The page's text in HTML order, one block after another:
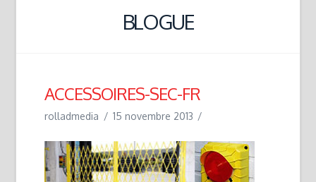
BLOGUE
ACCESSOIRES-SEC-FR
rolladmedia 15 novembre 2013